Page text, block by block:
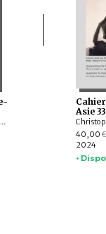
Natasha MIKLES, Matthew KING, Naljor TSERING, SHAO Jiade, QIN Sen, SHEN Ting
Asie
40,00 €
2024
•